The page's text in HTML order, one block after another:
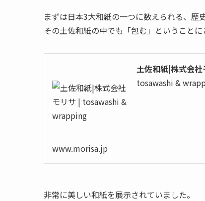
まずは日本3大和紙の一つに数えられる、歴
その土佐和紙の中でも「包む」ということ
土佐和紙|株式会
tosawashi &
www.morisa.jp
非常に美しい和紙を展示されていました。